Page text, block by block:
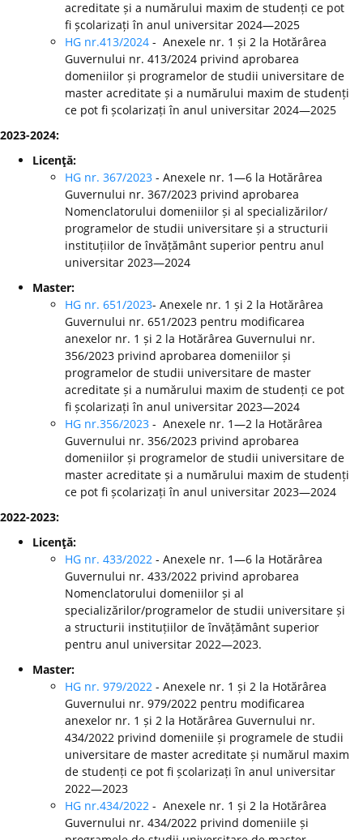
acreditate și a numărului maxim de studenți ce pot
fi școlarizați în anul universitar 2024—2025
HG nr.413/2024 - Anexele nr. 1 și 2 la Hotărârea
Guvernului nr. 413/2024 privind aprobarea
domeniilor și programelor de studii universitare de
master acreditate și a numărului maxim de studenți
ce pot fi școlarizați în anul universitar 2024—2025
2023-2024:
Licenţă:
HG nr. 367/2023 - Anexele nr. 1—6 la Hotărârea
Guvernului nr. 367/2023 privind aprobarea
Nomenclatorului domeniilor și al specializărilor/
programelor de studii universitare și a structurii
instituțiilor de învățământ superior pentru anul
universitar 2023—2024
Master:
HG nr. 651/2023- Anexele nr. 1 și 2 la Hotărârea
Guvernului nr. 651/2023 pentru modificarea
anexelor nr. 1 și 2 la Hotărârea Guvernului nr.
356/2023 privind aprobarea domeniilor și
programelor de studii universitare de master
acreditate și a numărului maxim de studenți ce pot
fi școlarizați în anul universitar 2023—2024
HG nr.356/2023 - Anexele nr. 1—2 la Hotărârea
Guvernului nr. 356/2023 privind aprobarea
domeniilor și programelor de studii universitare de
master acreditate și a numărului maxim de studenți
ce pot fi școlarizați în anul universitar 2023—2024
2022-2023:
Licenţă:
HG nr. 433/2022 - Anexele nr. 1—6 la Hotărârea
Guvernului nr. 433/2022 privind aprobarea
Nomenclatorului domeniilor și al
specializărilor/programelor de studii universitare și
a structurii instituțiilor de învățământ superior
pentru anul universitar 2022—2023.
Master:
HG nr. 979/2022 - Anexele nr. 1 și 2 la Hotărârea
Guvernului nr. 979/2022 pentru modificarea
anexelor nr. 1 și 2 la Hotărârea Guvernului nr.
434/2022 privind domeniile și programele de studii
universitare de master acreditate și numărul maxim
de studenți ce pot fi școlarizați în anul universitar
2022—2023
HG nr.434/2022 - Anexele nr. 1 și 2 la Hotărârea
Guvernului nr. 434/2022 privind domeniile și